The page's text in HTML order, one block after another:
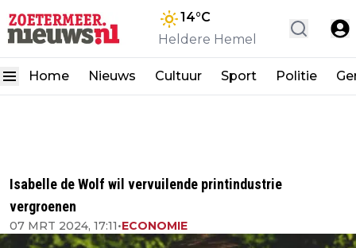
14°C
Heldere Hemel
Home Nieuws Cultuur Sport Politie
Isabelle de Wolf wil vervuilende printindustrie
vergroenen
07 MRT 2024, 17:11•ECONOMIE